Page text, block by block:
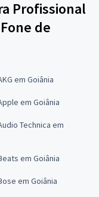
Profissional
de
em Goiânia
em Goiânia
Technica em
em Goiânia
em Goiânia